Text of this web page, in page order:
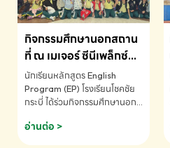
กิจกรรมศึกษานอกสถาน
ที่ ณ เมเจอร์ ซีนีเพล็กซ์
ระดับประถมศึกษา (EP.1-
6)
นักเรียนหลักสูตร English
Program (EP) โรงเรียนโชคชัย
กระบี่ ได้ร่วมกิจกรรมศึกษานอก
ชมภาพยนตร์ Toy Story 5
(Soundtrack)เพื่อเสริมทักษะ
อ่านต่อ >